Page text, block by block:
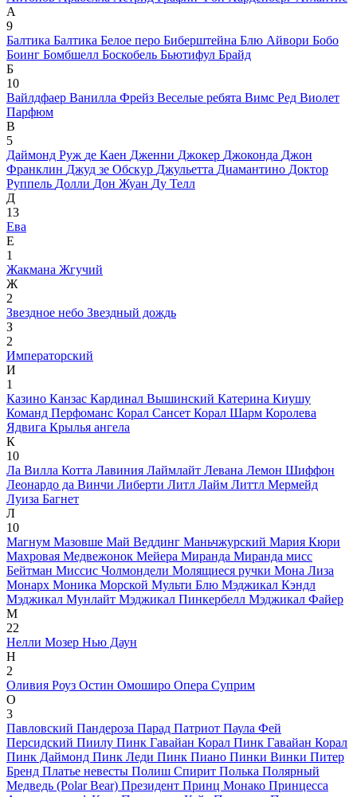
А
9
Балтика Балтика Белое перо Биберштейна Блю Айвори Бобо
Боинг Бомбшелл Боскобель Бьютифул Брайд
Б
10
Вайлдфаер Ванилла Фрейз Веселые ребята Вимс Ред Виолет
Парфюм
В
5
Даймонд Руж де Каен Дженни Джокер Джоконда Джон
Франклин Джуд зе Обскур Джульетта Диамантино Доктор
Руппель Долли Дон Жуан Ду Телл
Д
13
Ева
Е
1
Жакмана Жгучий
Ж
2
Звездное небо Звездный дождь
З
2
Императорский
И
1
Казино Канзас Кардинал Вышинский Катерина Киушу
Команд Перфоманс Корал Сансет Корал Шарм Королева
Ядвига Крылья ангела
К
10
Ла Вилла Котта Лавиния Лаймлайт Левана Лемон Шиффон
Леонардо да Винчи Либерти Литл Лайм Литтл Мермейд
Луиза Багнет
Л
10
Магнум Мазовше Май Веддинг Маньчжурский Мария Кюри
Махровая Медвежонок Мейера Миранда Миранда мисс
Бейтман Миссис Чолмондели Молящиеся ручки Мона Лиза
Монарх Моника Морской Мульти Блю Мэджикал Кэндл
Мэджикал Мунлайт Мэджикал Пинкербелл Мэджикал Файер
М
22
Нелли Мозер Нью Даун
Н
2
Оливия Роуз Остин Омоширо Опера Суприм
О
3
Павловский Пандероза Парад Патриот Паула Фей
Персидский Пиилу Пинк Гавайан Корал Пинк Гавайан Корал
Пинк Даймонд Пинк Леди Пинк Пиано Пинки Винки Питер
Бренд Платье невесты Полиш Спирит Полька Полярный
Медведь (Polar Bear) Президент Принц Монако Принцесса